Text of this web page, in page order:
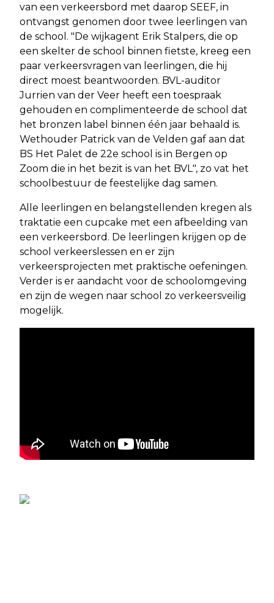
van een verkeersbord met daarop SEEF, in
ontvangst genomen door twee leerlingen van
de school. "De wijkagent Erik Stalpers, die op
een skelter de school binnen fietste, kreeg een
paar verkeersvragen van leerlingen, die hij
direct moest beantwoorden. BVL-auditor
Jurrien van der Veer heeft een toespraak
gehouden en complimenteerde de school dat
het bronzen label binnen één jaar behaald is.
Wethouder Patrick van de Velden gaf aan dat
BS Het Palet de 22e school is in Bergen op
Zoom die in het bezit is van het BVL", zo vat het
schoolbestuur de feestelijke dag samen.
Alle leerlingen en belangstellenden kregen als
traktatie een cupcake met een afbeelding van
een verkeersbord. De leerlingen krijgen op de
school verkeerslessen en er zijn
verkeersprojecten met praktische oefeningen.
Verder is er aandacht voor de schoolomgeving
en zijn de wegen naar school zo verkeersveilig
mogelijk.